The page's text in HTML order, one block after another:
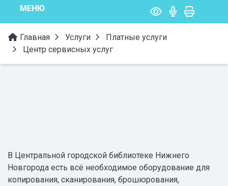
МЕНЮ
Главная Услуги
Платные услуги
Центр сервисных услуг
В Центральной городской библиотеке Нижнего
Новгорода есть всё необходимое оборудование для
копирования, сканирования, брошюрования,